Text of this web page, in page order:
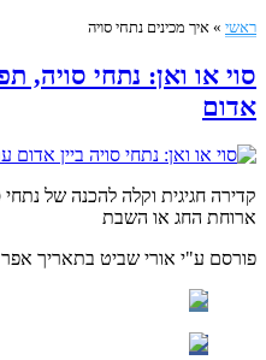
ראשי » איך מכינים נתחי סויה
סוי או ואן: נתחי סויה,
אדום
קדירה חגיגית וקלה להכנה של
ארוחת החג או השבת
פורסם ע"י אורי שביט בתאריך אפר - 17 -